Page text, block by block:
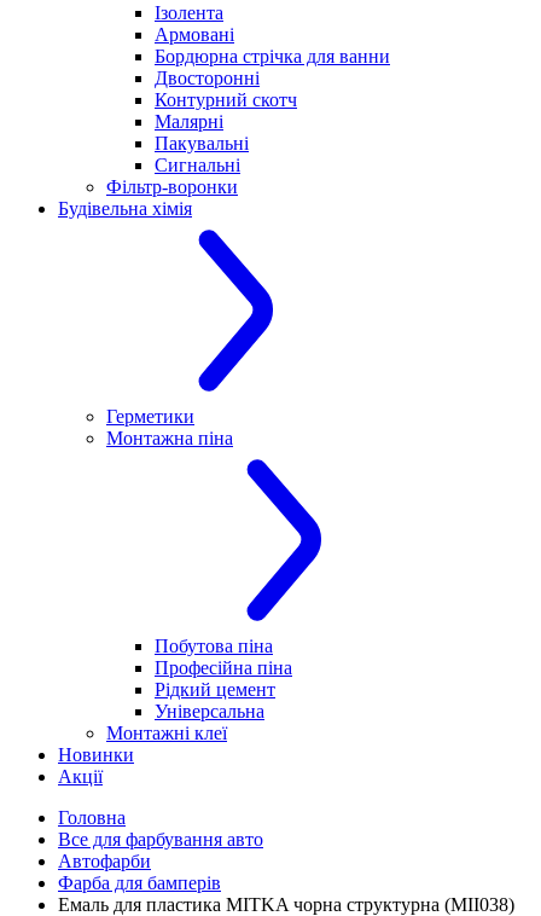
Ізолента
Армовані
Бордюрна стрічка для ванни
Двосторонні
Контурний скотч
Малярні
Пакувальні
Сигнальні
Фільтр-воронки
Будівельна хімія
Герметики
Монтажна піна
Побутова піна
Професійна піна
Рідкий цемент
Універсальна
Монтажні клеї
Новинки
Акції
Головна
Все для фарбування авто
Автофарби
Фарба для бамперів
Емаль для пластика MITKA чорна структурна (MII038)